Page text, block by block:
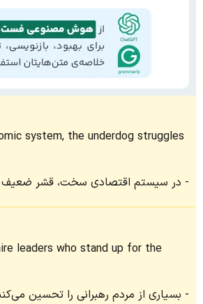
system, the underdog struggles
در سیستم اقتصادی سخت، قشر ضعیف
leaders who stand up for the
بسیاری از مردم رهبرانی را تحسین